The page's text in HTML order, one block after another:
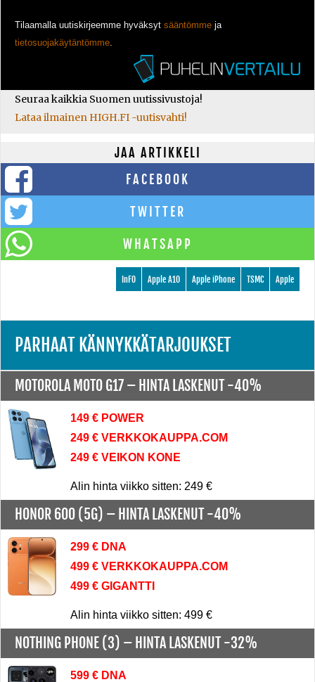
Tilaamalla uutiskirjeemme hyväksyt sääntömme ja
tietosuojakäytäntömme
Seuraa kaikkia Suomen uutissivustoja!
Lataa ilmainen HIGH.FI -uutisvahti!
JAA ARTIKKELI
FACEBOOK
TWITTER
WHATSAPP
Apple
TSMC
Apple iPhone
Apple A10
InFO
PARHAAT KÄNNYKKÄTARJOUKSET
MOTOROLA MOTO G17 – HINTA LASKENUT -40%
149 € POWER
249 € VERKKOKAUPPA.COM
249 € VEIKON KONE
Alin hinta viikko sitten: 249 €
HONOR 600 (5G) – HINTA LASKENUT -40%
299 € DNA
499 € VERKKOKAUPPA.COM
499 € GIGANTTI
Alin hinta viikko sitten: 499 €
NOTHING PHONE (3) – HINTA LASKENUT -32%
599 € DNA